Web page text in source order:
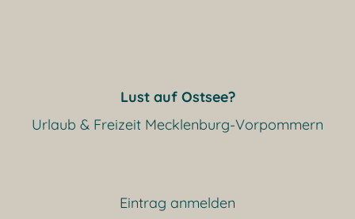
Lust auf Ostsee?
Urlaub & Freizeit Mecklenburg-Vorpommern
Eintrag anmelden